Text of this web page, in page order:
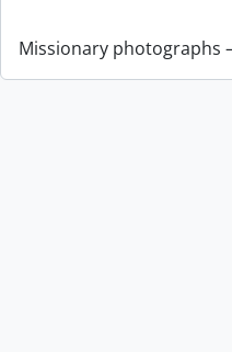
Missionary photographs